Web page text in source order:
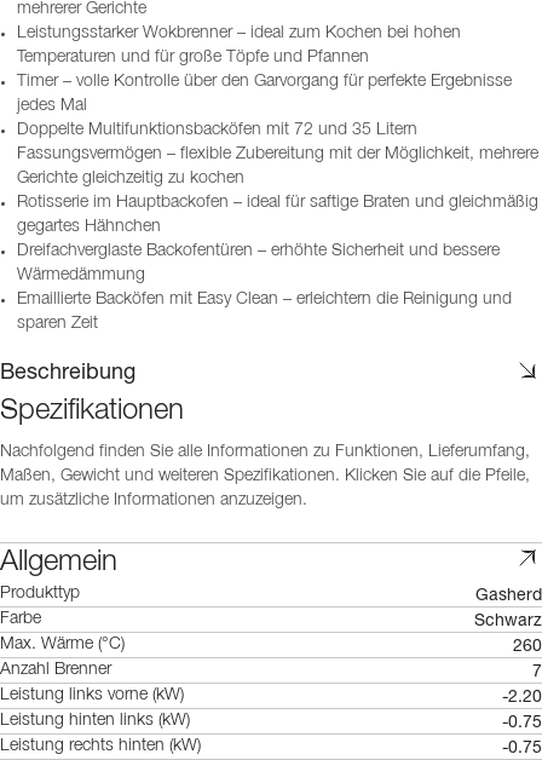
mehrerer Gerichte
Leistungsstarker Wokbrenner – ideal zum Kochen bei hohen
Temperaturen und für große Töpfe und Pfannen
Timer – volle Kontrolle über den Garvorgang für perfekte Ergebnisse
jedes Mal
Doppelte Multifunktionsbacköfen mit 72 und 35 Litern
Fassungsvermögen – flexible Zubereitung mit der Möglichkeit, mehrere
Gerichte gleichzeitig zu kochen
Rotisserie im Hauptbackofen – ideal für saftige Braten und gleichmäßig
gegartes Hähnchen
Dreifachverglaste Backofentüren – erhöhte Sicherheit und bessere
Wärmedämmung
Emaillierte Backöfen mit Easy Clean – erleichtern die Reinigung und
sparen Zeit
Beschreibung
Spezifikationen
Nachfolgend finden Sie alle Informationen zu Funktionen, Lieferumfang,
Maßen, Gewicht und weiteren Spezifikationen. Klicken Sie auf die Pfeile,
um zusätzliche Informationen anzuzeigen.
Allgemein
Produkttyp Gasherd
Farbe Schwarz
Max. Wärme (°C) 260
Anzahl Brenner 7
Leistung links vorne (kW) -2.20
Leistung hinten links (kW) -0.75
Leistung rechts hinten (kW) -0.75